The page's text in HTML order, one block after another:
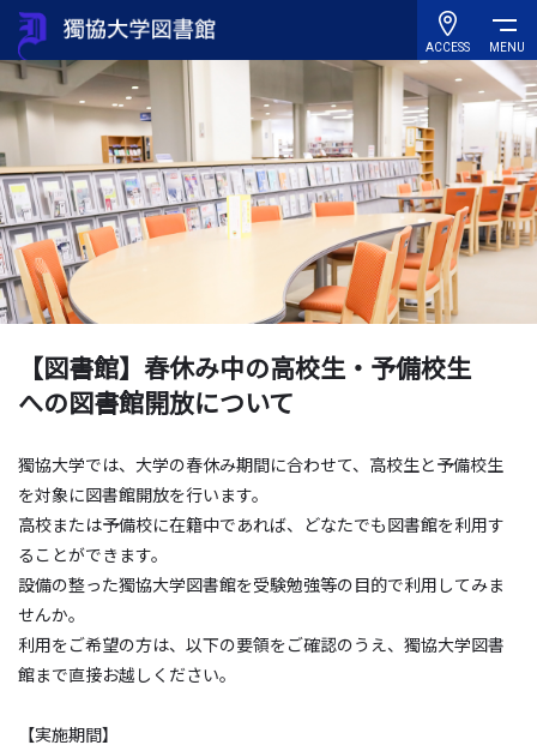
ACCESS MENU
【図書館】春休み中の高校生・予備校生
への図書館開放について
獨協大学では、大学の春休み期間に合わせて、高校生と予備校生
を対象に図書館開放を行います。
高校または予備校に在籍中であれば、どなたでも図書館を利用す
ることができます。
設備の整った獨協大学図書館を受験勉強等の目的で利用してみま
せんか。
利用をご希望の方は、以下の要領をご確認のうえ、獨協大学図書
館まで直接お越しください。
【実施期間】